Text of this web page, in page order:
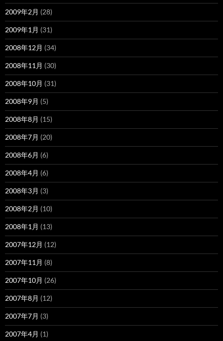
2009年2月 (28)
2009年1月 (31)
2008年12月 (34)
2008年11月 (30)
2008年10月 (31)
2008年9月 (5)
2008年8月 (15)
2008年7月 (20)
2008年6月 (6)
2008年4月 (6)
2008年3月 (3)
2008年2月 (10)
2008年1月 (13)
2007年12月 (12)
2007年11月 (8)
2007年10月 (26)
2007年8月 (12)
2007年7月 (3)
2007年4月 (1)